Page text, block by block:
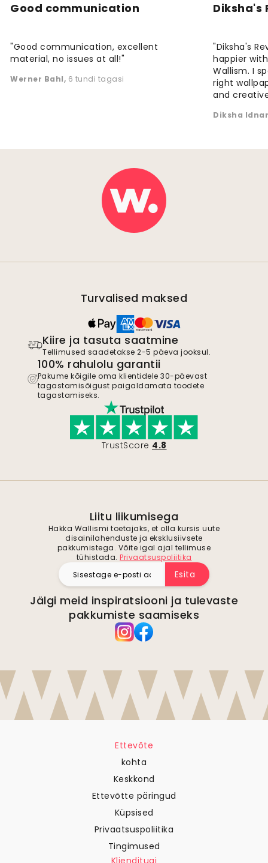
Good communication
"Good communication, excellent
material, no issues at all!"
Werner Bahl, 6 tundi tagasi
Diksha's
"Diksha's
happier
Wallism. I
right
and
Diksha
Turvalised maksed
Kiire ja tasuta saatmine
Tellimused saadetakse 2-5 päeva jooksul.
100% rahulolu garantii
Pakume kõigile oma klientidele 30-päevast
tagastamisõigust paigaldamata toodete
tagastamiseks.
TrustScore 4.8
Liitu liikumisega
Hakka Wallismi toetajaks, et olla kursis uute
disainilahenduste ja eksklusiivsete
pakkumistega. Võite igal ajal tellimuse
tühistada. Privaatsuspoliitika
Esita
Jälgi meid inspiratsiooni ja tulevaste
pakkumiste saamiseks
Ettevõte
kohta
Keskkond
Ettevõtte päringud
Küpsised
Privaatsuspoliitika
Tingimused